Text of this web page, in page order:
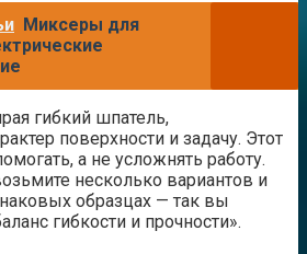
Миксеры для
гибкий шпатель,
поверхности и задачу. Этот
а не усложнять работу.
несколько вариантов и
образцах — так вы
гибкости и прочности».